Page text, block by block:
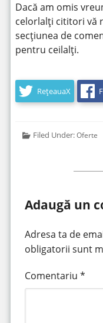
Dacă am omis
celorlalți cititori vă
secțiunea de
pentru ceilalți.
RețeauaX
Filed Under:Oferte
Adaugă un
Adresa ta de
obligatorii sunt
Comentariu *